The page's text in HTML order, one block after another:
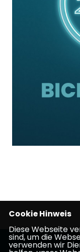
Cookie Hinweis
Diese Webseite
sind, um die
verwenden wir